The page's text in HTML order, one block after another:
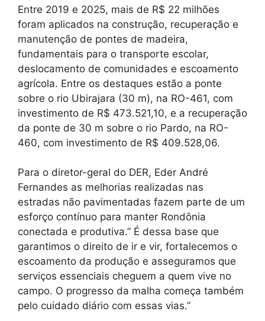
Entre 2019 e 2025, mais de R$ 22 milhões
foram aplicados na construção, recuperação e
manutenção de pontes de madeira,
fundamentais para o transporte escolar,
deslocamento de comunidades e escoamento
agrícola. Entre os destaques estão a ponte
sobre o rio Ubirajara (30 m), na RO-461, com
investimento de R$ 473.521,10, e a recuperação
da ponte de 30 m sobre o rio Pardo, na RO-
460, com investimento de R$ 409.528,06.
Para o diretor-geral do DER, Eder André
Fernandes as melhorias realizadas nas
estradas não pavimentadas fazem parte de um
esforço contínuo para manter Rondônia
conectada e produtiva.” É dessa base que
garantimos o direito de ir e vir, fortalecemos o
escoamento da produção e asseguramos que
serviços essenciais cheguem a quem vive no
campo. O progresso da malha começa também
pelo cuidado diário com essas vias.”